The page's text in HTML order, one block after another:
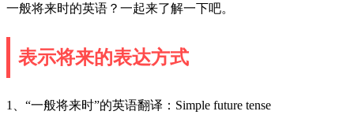
一般将来时的英语？一起来了解一下吧。
表示将来的表达方式
1、“一般将来时”的英语翻译：Simple future tense